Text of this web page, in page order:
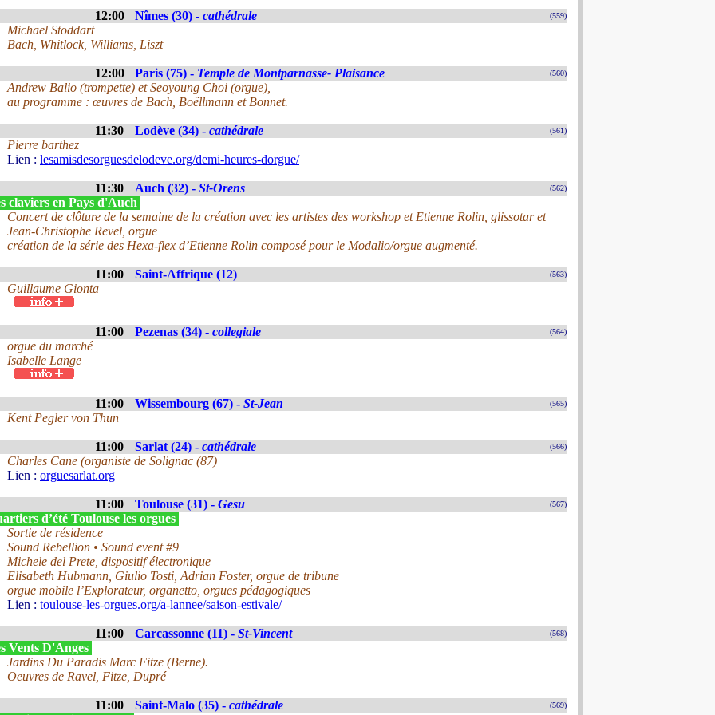
12:00 Nîmes (30) - cathédrale (559)
Michael Stoddart
Bach, Whitlock, Williams, Liszt
12:00 Paris (75) - Temple de Montparnasse- Plaisance (560)
Andrew Balio (trompette) et Seoyoung Choi (orgue),
au programme : œuvres de Bach, Boëllmann et Bonnet.
11:30 Lodève (34) - cathédrale (561)
Pierre barthez
Lien : lesamisdesorguesdelodeve.org/demi-heures-dorgue/
11:30 Auch (32) - St-Orens (562)
claviers en Pays d'Auch
Concert de clôture de la semaine de la création avec les artistes des workshop et Etienne Rolin, glissotar et
Jean-Christophe Revel, orgue
création de la série des Hexa-flex d’Etienne Rolin composé pour le Modalio/orgue augmenté.
11:00 Saint-Affrique (12) (563)
Guillaume Gionta
11:00 Pezenas (34) - collegiale (564)
orgue du marché
Isabelle Lange
11:00 Wissembourg (67) - St-Jean (565)
Kent Pegler von Thun
11:00 Sarlat (24) - cathédrale (566)
Charles Cane (organiste de Solignac (87)
Lien : orguesarlat.org
11:00 Toulouse (31) - Gesu (567)
d’été Toulouse les orgues
Sortie de résidence
Sound Rebellion • Sound event #9
Michele del Prete, dispositif électronique
Elisabeth Hubmann, Giulio Tosti, Adrian Foster, orgue de tribune
orgue mobile l’Explorateur, organetto, orgues pédagogiques
Lien : toulouse-les-orgues.org/a-lannee/saison-estivale/
11:00 Carcassonne (11) - St-Vincent (568)
Vents D'Anges
Jardins Du Paradis Marc Fitze (Berne).
Oeuvres de Ravel, Fitze, Dupré
11:00 Saint-Malo (35) - cathédrale (569)